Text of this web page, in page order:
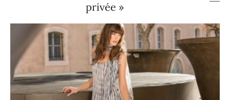
privée »